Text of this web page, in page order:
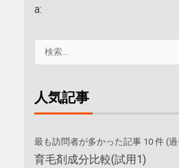
a:
人気記事
最も訪問者が多かった記事 10 件 (
育毛剤成分比較(試用1)